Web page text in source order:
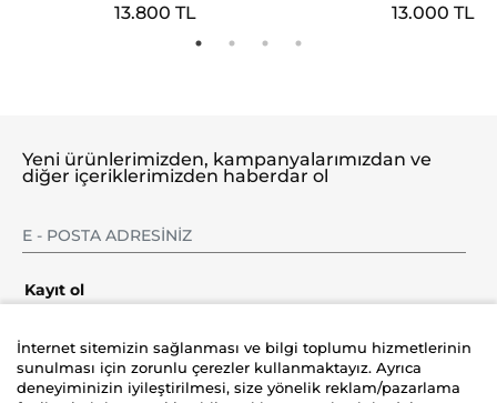
13.800 TL
13.000 TL
Yeni ürünlerimizden, kampanyalarımızdan ve
diğer içeriklerimizden haberdar ol
Kayıt ol
İnternet sitemizin sağlanması ve bilgi toplumu hizmetlerinin
sunulması için zorunlu çerezler kullanmaktayız. Ayrıca
deneyiminizin iyileştirilmesi, size yönelik reklam/pazarlama